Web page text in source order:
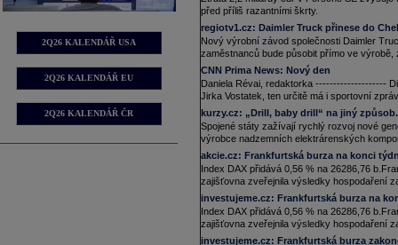
2Q26 KALENDÁŘ USA
2Q26 KALENDÁŘ EU
2Q26 KALENDÁŘ ČR
12:44 Akcie Pandory, největšího
Jefferies varovali, že společnost
9:53 Spotová cenazlatadnes přidává
O téměř 6 % na 90 dolarů za unci
16:42 Kvůli hustému sněžení byl dnes
Mohanem. Oznámil to podle
společnost Fraport AG. Zhruba od
sněhová pokrývka na startovacích
zrušeny dva dnešní dva lety
12:05 Cenazlatase po nejprudším
dolarů
(zhruba 100 850
největšímu dennímu růstu od
předpokládají, že drahé kovy budou
02.02.2026
9:29 Akcie dánského šperkařePandora
30.01.2026
10:44
Spotová cena stříbra klesla pod 100
před příliš razantními škrty.
regiotv1.cz: Daimler Truck přinese do
Nový výrobní závod společnosti Daimler
zaměstnanců bude působit přímo ve výrobě,
CNN Prima News: Nový den
Daniela Révai, redaktorka --------------------
Jirka Vostatek, ten určitě má i sportovní
kurzy.cz: „Drill, baby drill“ na jiný
Spojené státy zažívají rychlý rozvoj nové
výrobce nadzemních elektrárenských
akcie.cz: Frankfurtská burza na konci
Index DAX přidává 0,56 % na 26286,76
zajišťovna zveřejnila výsledky hospodaření
investujeme.cz: Frankfurtská burza na
Index DAX přidává 0,56 % na 26286,76
zajišťovna zveřejnila výsledky hospodaření
investujeme.cz: Frankfurtská burza